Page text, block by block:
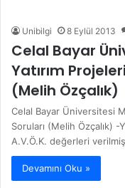
Unibilgi 8 Eylül 2013
Celal Bayar
Yatırım
(Melih Özçalık)
Celal Bayar Üniversitesi
Soruları (Melih Özçalık) -
A.V.Ö.K. değerleri
Devamını Oku »